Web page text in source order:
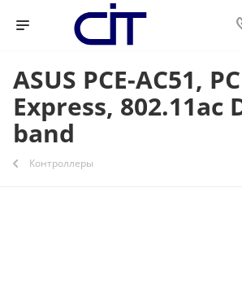
ASUS PCE-AC51,
Express, 802.11ac
band
Контроллеры